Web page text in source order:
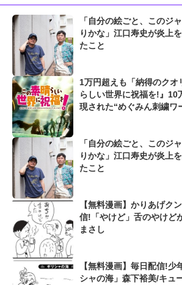
「自分の絵ごと、このジ
りかな」江口寿史が炎上
たこと
1万円超えも「納得のクオ
らしい世界に祝福を!』10
現された“めぐみん刺繍ワ
「自分の絵ごと、このジ
りかな」江口寿史が炎上
たこと
【無料漫画】かりあげク
信!「やけど」舌のやけど
まさし
【無料漫画】毎日配信!少
シャの海」森下裕美/キュ